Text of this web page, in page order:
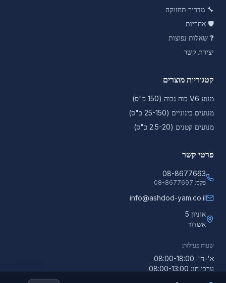
🔧 מדריך תחזוקה
🛡️ אחריות
❓ שאלות נפוצות
יצירת קשר
קטגוריות מוצרים
מנוע V6 כוח גבוה (150 כ"ס)
מנועים בינוניים (25-150 כ"ס)
מנועים קטנים (2.5-20 כ"ס)
פרטי קשר
08-8677663
פקס: 08-8677697
info@ashdod-yam.co.il
אוניון 5
אשדוד
שעות פעילות:
א'-ה': 08:00-18:00
ערבי חג: 08:00-13:00